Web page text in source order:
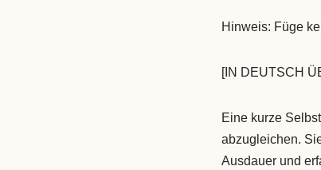
Hinweis: Füge
[IN DEUTSCH
Eine kurze
abzugleichen.
Ausdauer und